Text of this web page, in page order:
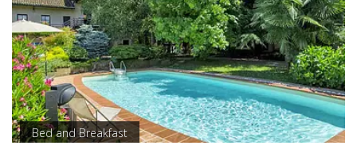
Bed and Breakfast